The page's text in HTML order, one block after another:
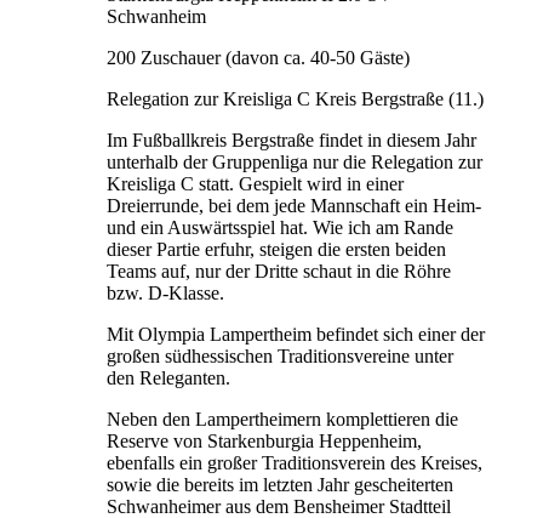
Schwanheim
200 Zuschauer (davon ca. 40-50 Gäste)
Relegation zur Kreisliga C Kreis Bergstraße (11.)
Im Fußballkreis Bergstraße findet in diesem Jahr
unterhalb der Gruppenliga nur die Relegation zur
Kreisliga C statt. Gespielt wird in einer
Dreierrunde, bei dem jede Mannschaft ein Heim-
und ein Auswärtsspiel hat. Wie ich am Rande
dieser Partie erfuhr, steigen die ersten beiden
Teams auf, nur der Dritte schaut in die Röhre
bzw. D-Klasse.
Mit Olympia Lampertheim befindet sich einer der
großen südhessischen Traditionsvereine unter
den Releganten.
Neben den Lampertheimern komplettieren die
Reserve von Starkenburgia Heppenheim,
ebenfalls ein großer Traditionsverein des Kreises,
sowie die bereits im letzten Jahr gescheiterten
Schwanheimer aus dem Bensheimer Stadtteil